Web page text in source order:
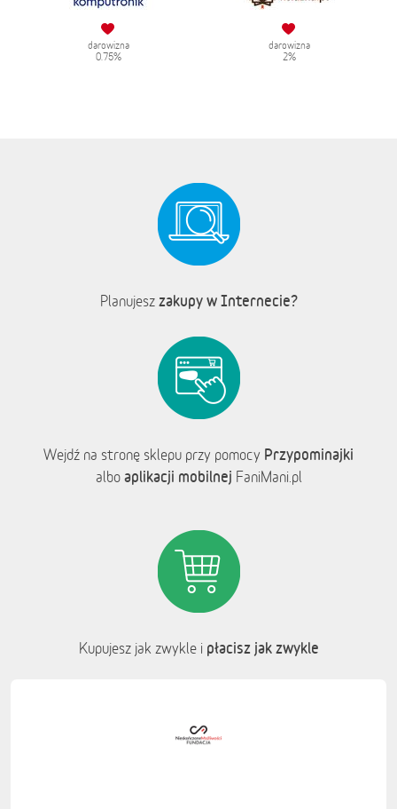
darowizna
0.75%
darowizna
2%
Planujesz zakupy w Internecie?
Wejdź na stronę sklepu przy pomocy Przypominajki
albo aplikacji mobilnej FaniMani.pl
Kupujesz jak zwykle i płacisz jak zwykle